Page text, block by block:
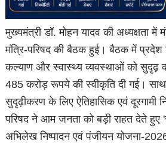
मुख्यमंत्री डॉ. मोहन यादव की अध्यक्षता में
मंत्रि-परिषद की बैठक हुई। बैठक में
कल्याण और स्वास्थ्य व्यवस्थाओं को सुदृढ़
485 करोड़ रूपये की स्वीकृति दी गई।
सुदृढ़ीकरण के लिए ऐतिहासिक एवं दूरगामी
परिषद ने आम जनता को बड़ी राहत देते हुए
अभिलेख निष्पादन एवं पंजीयन योजना-